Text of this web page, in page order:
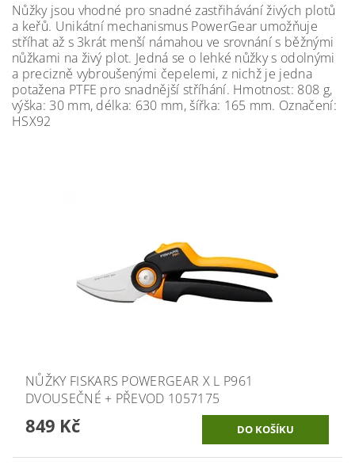
Nůžky jsou vhodné pro snadné zastřihávání živých plotů
a keřů. Unikátní mechanismus PowerGear umožňuje
stříhat až s 3krát menší námahou ve srovnání s běžnými
nůžkami na živý plot. Jedná se o lehké nůžky s odolnými
a precizně vybroušenými čepelemi, z nichž je jedna
potažena PTFE pro snadnější stříhání. Hmotnost: 808 g,
výška: 30 mm, délka: 630 mm, šířka: 165 mm. Označení:
HSX92
NŮŽKY FISKARS POWERGEAR X L P961
DVOUSEČNÉ + PŘEVOD 1057175
849 Kč